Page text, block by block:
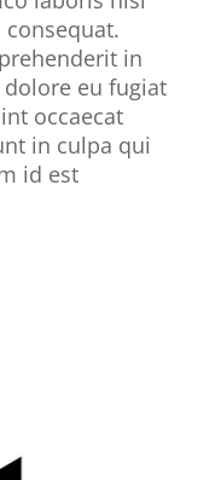
in
eu fugiat
occaecat
in culpa qui
id est